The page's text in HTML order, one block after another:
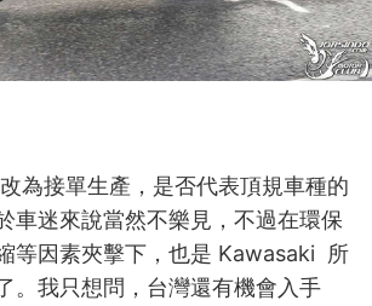
為接單生產，是否代表頂規車種的
車迷來說當然不樂見，不過在環保
等因素夾擊下，也是 Kawasaki 所
。我只想問，台灣還有機會入手